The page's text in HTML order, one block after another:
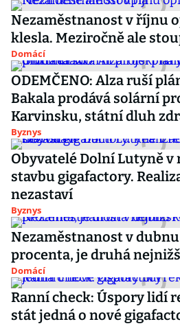
Nezaměstnanost v říjnu
klesla. Meziročně ale
Domácí
ODEMČENO: Alza ruší
Bakala prodává solární
Karvinsku, státní dluh
Byznys
Obyvatelé Dolní Lutyně
stavbu gigafactory.
nezastaví
Byznys
Nezaměstnanost v dubnu
procenta, je druhá
Domácí
Ranní check: Úspory lidí
stát jedná o nové